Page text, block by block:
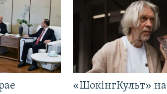
«ШокінгКульт» на